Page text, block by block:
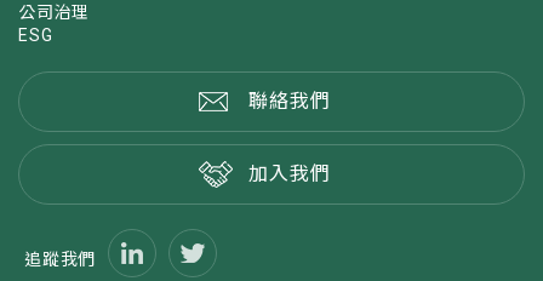
公司治理
ESG
聯絡我們
加入我們
追蹤我們